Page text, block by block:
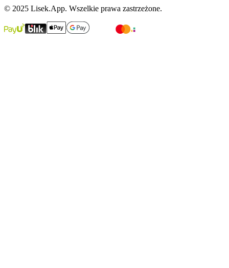
© 2025 Lisek.App. Wszelkie prawa zastrzeżone.